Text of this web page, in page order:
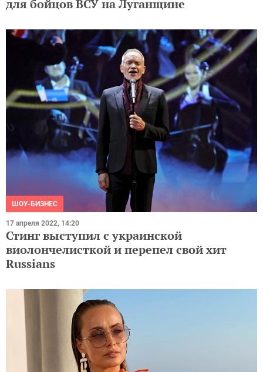
для бойцов ВСУ на Луганщине
ШОУ-БИЗНЕС
17 апреля 2022, 14:20
Стинг выступил с украинской
виолончелисткой и перепел свой хит
Russians